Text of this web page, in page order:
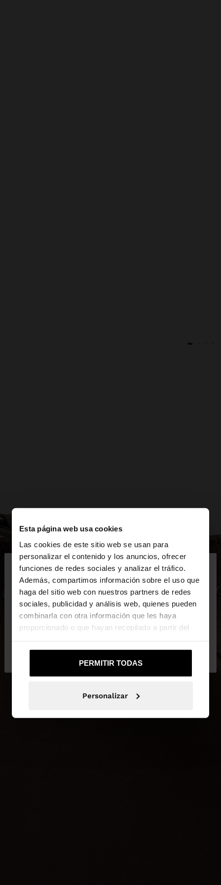
Esta página web usa cookies
Las cookies de este sitio web se usan para
personalizar el contenido y los anuncios, ofrecer
funciones de redes sociales y analizar el tráfico.
Además, compartimos información sobre el uso que
haga del sitio web con nuestros partners de redes
sociales, publicidad y análisis web, quienes pueden
combinarla con otra información que les haya
proporcionado o que hayan recopilado a partir del
PERMITIR TODAS
Personalizar
hola
Estás accediendo a la web de Mexico. ¿Quieres ir a
la web de United States?